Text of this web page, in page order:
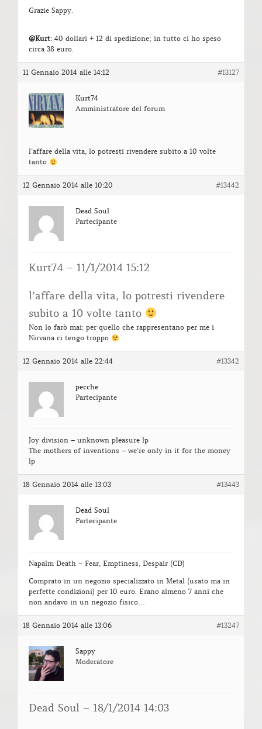
Grazie Sappy.
@Kurt: 40 dollari + 12 di spedizione; in tutto ci ho speso
circa 38 euro.
11 Gennaio 2014 alle 14:12 #13127
Kurt74
Amministratore del forum
l’affare della vita, lo potresti rivendere subito a 10 volte
tanto
12 Gennaio 2014 alle 10:20 #13442
Dead Soul
Partecipante
Kurt74 – 11/1/2014 15:12
l’affare della vita, lo potresti rivendere
subito a 10 volte tanto
Non lo farò mai: per quello che rappresentano per me i
Nirvana ci tengo troppo
12 Gennaio 2014 alle 22:44 #13342
pecche
Partecipante
Joy division – unknown pleasure lp
The mothers of inventions – we’re only in it for the money
lp
18 Gennaio 2014 alle 13:03 #13443
Dead Soul
Partecipante
Napalm Death – Fear, Emptiness, Despair (CD)
Comprato in un negozio specializzato in Metal (usato ma in
perfette condizioni) per 10 euro. Erano almeno 7 anni che
non andavo in un negozio fisico…
18 Gennaio 2014 alle 13:06 #13247
Sappy
Moderatore
Dead Soul – 18/1/2014 14:03